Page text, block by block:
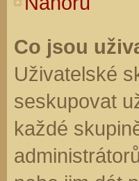
Co jsou
Uživatelské
seskupovat
každé